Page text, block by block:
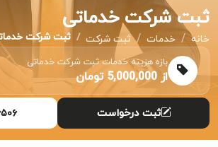
ثبت شرکت خدماتی
خانه خدمات ثبت شرکت ثبت شرکت
بازه هزینه خدمات ثبت شرکت خدماتی
از 5,000,000 تومان
ثبت درخواست